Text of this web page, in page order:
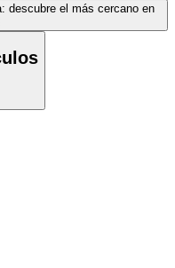
descubre el más cercano en